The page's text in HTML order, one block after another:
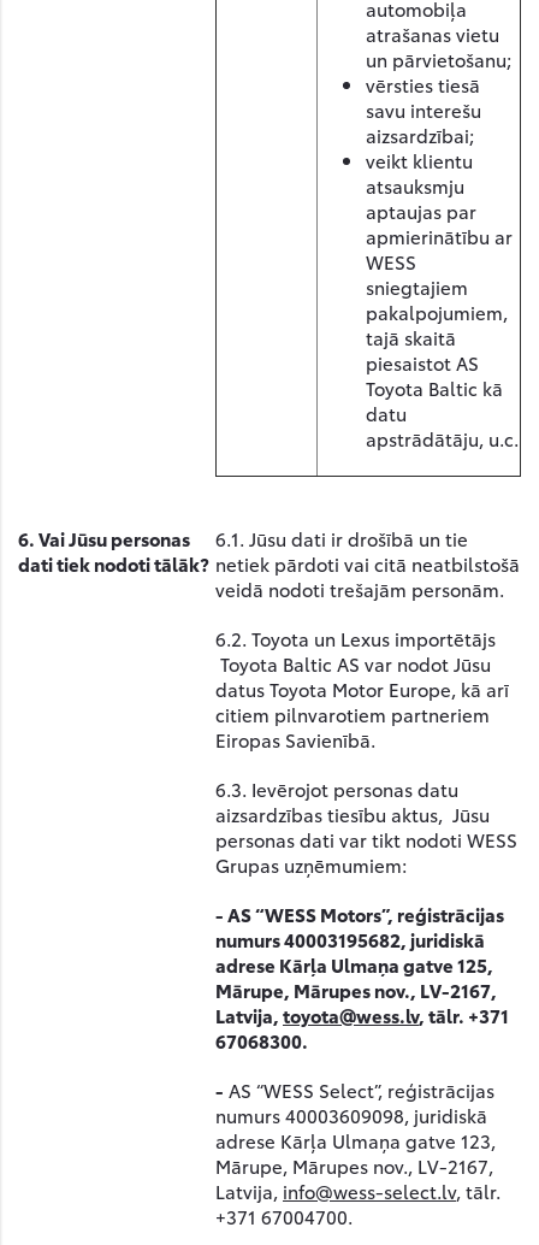
automobiļa
atrašanas vietu
un pārvietošanu;
vērsties tiesā
savu interešu
aizsardzībai;
veikt klientu
atsauksmju
aptaujas par
apmierinātību ar
WESS
sniegtajiem
pakalpojumiem,
tajā skaitā
piesaistot AS
Toyota Baltic kā
datu
apstrādātāju, u.c.
6.Vai Jūsu personas
dati tiek nodoti tālāk?
6.1. Jūsu dati ir drošībā un tie
netiek pārdoti vai citā neatbilstošā
veidā nodoti trešajām personām.
6.2. Toyota un Lexus importētājs
Toyota Baltic AS var nodot Jūsu
datus Toyota Motor Europe, kā arī
citiem pilnvarotiem partneriem
Eiropas Savienībā.
6.3. Ievērojot personas datu
aizsardzības tiesību aktus, Jūsu
personas dati var tikt nodoti WESS
Grupas uzņēmumiem:
-AS “WESS Motors”, reģistrācijas
numurs 40003195682, juridiskā
adrese Kārļa Ulmaņa gatve 125,
Mārupe, Mārupes nov., LV-2167,
Latvija,toyota@wess.lv, tālr. +371
67068300.
- AS “WESS Select”, reģistrācijas
numurs 40003609098, juridiskā
adrese Kārļa Ulmaņa gatve 123,
Mārupe, Mārupes nov., LV-2167,
Latvija, info@wess-select.lv, tālr.
+371 67004700.